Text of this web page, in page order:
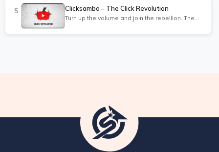
tıklamalarla mücadele etmek zorundasınız. İşte
bu noktada ClickSambo devreye giriyor!
ClickSambo, gelişmiş algoritmaları ve makine
5 Clicksambo – The Click Revolution
Turn up the volume and join the rebellion. The